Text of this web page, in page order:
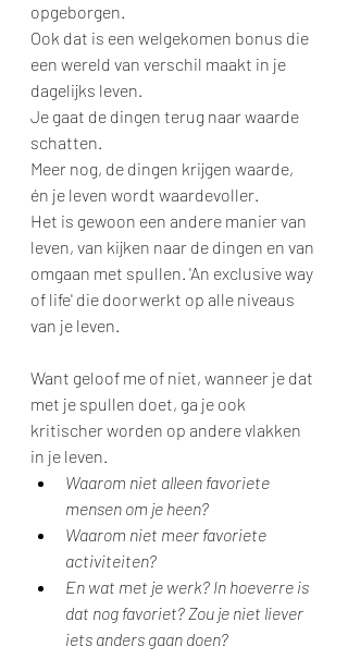
opgeborgen.
Ook dat is een welgekomen bonus die
een wereld van verschil maakt in je
dagelijks leven.
Je gaat de dingen terug naar waarde
schatten.
Meer nog, de dingen krijgen waarde,
én je leven wordt waardevoller.
Het is gewoon een andere manier van
leven, van kijken naar de dingen en van
omgaan met spullen. 'An exclusive way
of life' die doorwerkt op alle niveaus
van je leven.
Want geloof me of niet, wanneer je dat
met je spullen doet, ga je ook
kritischer worden op andere vlakken
in je leven.
Waarom niet alleen favoriete
mensen om je heen?
Waarom niet meer favoriete
activiteiten?
En wat met je werk? In hoeverre is
dat nog favoriet? Zou je niet liever
iets anders gaan doen?